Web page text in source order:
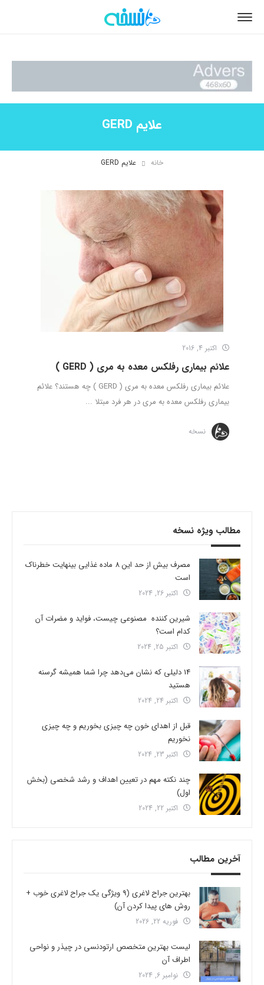
علایم GERD
خانه علایم GERD
اکتبر 4, 2016
علائم بیماری رفلکس معده به مری ( GERD )
علائم بیماری رفلکس معده به مری ( GERD ) چه هستند؟ علائم
بیماری رفلکس معده به مری در هر فرد مبتلا ...
نسخه
مطالب ویژه نسخه
مصرف بیش از حد این 8 ماده غذایی بینهایت خطرناک
است
اکتبر 26, 2024
شیرین کننده مصنوعی چیست، فواید و مضرات آن
کدام است؟
اکتبر 25, 2024
14 دلیلی که نشان می‌دهد چرا شما همیشه گرسنه
هستید
اکتبر 24, 2024
قبل از اهدای خون چه چیزی بخوریم و چه چیزی
نخوریم
اکتبر 23, 2024
چند نکته مهم در تعیین اهداف و رشد شخصی (بخش
اول)
اکتبر 22, 2024
آخرین مطالب
بهترین جراح لاغری (9 ویژگی یک جراح لاغری خوب +
روش های پیدا کردن آن)
فوریه 22, 2026
لیست بهترین متخصص ارتودنسی در چیذر و نواحی
اطراف آن
نوامبر 6, 2024